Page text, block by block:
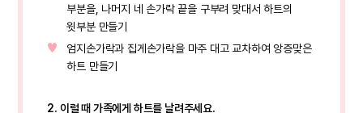
부분을, 나머지 네 손가락 끝을 구부려 맞대서 하트의
윗부분 만들기
엄지손가락과 집게손가락을 마주 대고 교차하여 앙증맞은
하트 만들기
2. 이럴 때 가족에게 하트를 날려주세요.